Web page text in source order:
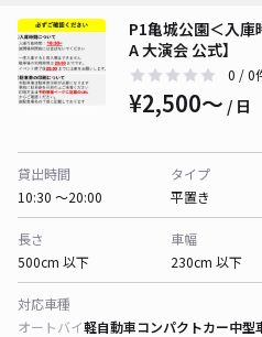
P1亀城公園＜入庫
A 大演会 公式】
0 / 0
¥2,500〜 / 日
貸出時間
10:30 〜20:00
タイプ
平置き
長さ
500cm 以下
車幅
230cm 以下
対応車種
オートバイ軽自動車コンパクトカー中型